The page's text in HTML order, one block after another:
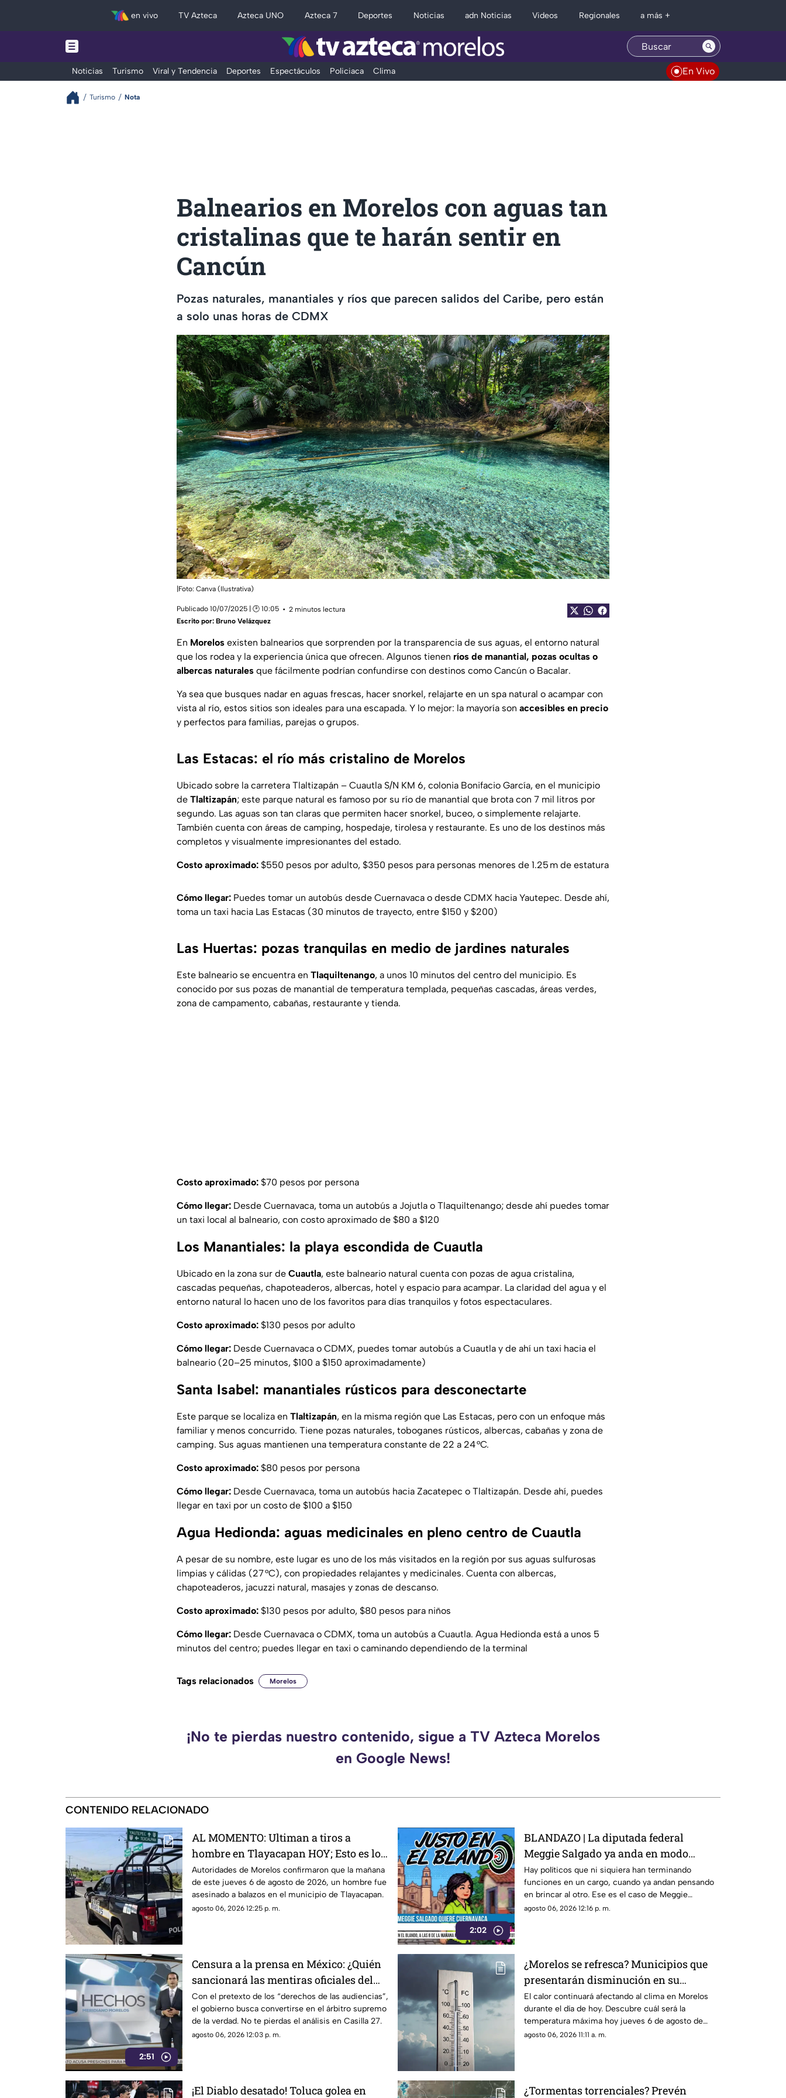
en vivo TV Azteca Azteca UNO Azteca 7 Deportes Noticias adn Noticias Videos Regionales a más +
Noticias Turismo Viral y Tendencia Deportes Espectáculos Policiaca Clima En Vivo
Turismo Nota
Balnearios en Morelos con aguas tan
cristalinas que te harán sentir en
Cancún
Pozas naturales, manantiales y ríos que parecen salidos del Caribe, pero están
a solo unas horas de CDMX
|Foto: Canva (Ilustrativa)
Publicado 10/07/2025 | 🕑 10:05
2 minutos lectura
Escrito por: Bruno Velázquez
En Morelos existen balnearios que sorprenden por la transparencia de sus aguas, el entorno natural
que los rodea y la experiencia única que ofrecen. Algunos tienen ríos de manantial, pozas ocultas o
albercas naturales que fácilmente podrían confundirse con destinos como Cancún o Bacalar.
Ya sea que busques nadar en aguas frescas, hacer snorkel, relajarte en un spa natural o acampar con
vista al río, estos sitios son ideales para una escapada. Y lo mejor: la mayoría son accesibles en precio
y perfectos para familias, parejas o grupos.
Las Estacas: el río más cristalino de Morelos
Ubicado sobre la carretera Tlaltizapán – Cuautla S/N KM 6, colonia Bonifacio García, en el municipio
de Tlaltizapán; este parque natural es famoso por su río de manantial que brota con 7 mil litros por
segundo. Las aguas son tan claras que permiten hacer snorkel, buceo, o simplemente relajarte.
También cuenta con áreas de camping, hospedaje, tirolesa y restaurante. Es uno de los destinos más
completos y visualmente impresionantes del estado.
Costo aproximado: $550 pesos por adulto, $350 pesos para personas menores de 1.25 m de estatura
Cómo llegar: Puedes tomar un autobús desde Cuernavaca o desde CDMX hacia Yautepec. Desde ahí,
toma un taxi hacia Las Estacas (30 minutos de trayecto, entre $150 y $200)
Las Huertas: pozas tranquilas en medio de jardines naturales
Este balneario se encuentra en Tlaquiltenango, a unos 10 minutos del centro del municipio. Es
conocido por sus pozas de manantial de temperatura templada, pequeñas cascadas, áreas verdes,
zona de campamento, cabañas, restaurante y tienda.
Costo aproximado: $70 pesos por persona
Cómo llegar: Desde Cuernavaca, toma un autobús a Jojutla o Tlaquiltenango; desde ahí puedes tomar
un taxi local al balneario, con costo aproximado de $80 a $120
Los Manantiales: la playa escondida de Cuautla
Ubicado en la zona sur de Cuautla, este balneario natural cuenta con pozas de agua cristalina,
cascadas pequeñas, chapoteaderos, albercas, hotel y espacio para acampar. La claridad del agua y el
entorno natural lo hacen uno de los favoritos para días tranquilos y fotos espectaculares.
Costo aproximado: $130 pesos por adulto
Cómo llegar: Desde Cuernavaca o CDMX, puedes tomar autobús a Cuautla y de ahí un taxi hacia el
balneario (20–25 minutos, $100 a $150 aproximadamente)
Santa Isabel: manantiales rústicos para desconectarte
Este parque se localiza en Tlaltizapán, en la misma región que Las Estacas, pero con un enfoque más
familiar y menos concurrido. Tiene pozas naturales, toboganes rústicos, albercas, cabañas y zona de
camping. Sus aguas mantienen una temperatura constante de 22 a 24 °C.
Costo aproximado: $80 pesos por persona
Cómo llegar: Desde Cuernavaca, toma un autobús hacia Zacatepec o Tlaltizapán. Desde ahí, puedes
llegar en taxi por un costo de $100 a $150
Agua Hedionda: aguas medicinales en pleno centro de Cuautla
A pesar de su nombre, este lugar es uno de los más visitados en la región por sus aguas sulfurosas
limpias y cálidas (27 °C), con propiedades relajantes y medicinales. Cuenta con albercas,
chapoteaderos, jacuzzi natural, masajes y zonas de descanso.
Costo aproximado: $130 pesos por adulto, $80 pesos para niños
Cómo llegar: Desde Cuernavaca o CDMX, toma un autobús a Cuautla. Agua Hedionda está a unos 5
minutos del centro; puedes llegar en taxi o caminando dependiendo de la terminal
Tags relacionados Morelos
¡No te pierdas nuestro contenido, sigue a TV Azteca Morelos
en Google News!
CONTENIDO RELACIONADO
AL MOMENTO: Ultiman a tiros a
hombre en Tlayacapan HOY; Esto es lo
que se sabe
Autoridades de Morelos confirmaron que la mañana
de este jueves 6 de agosto de 2026, un hombre fue
asesinado a balazos en el municipio de Tlayacapan.
agosto 06, 2026 12:25 p. m.
2:02
BLANDAZO | La diputada federal
Meggie Salgado ya anda en modo
precampaña en Cuernavaca
Hay políticos que ni siquiera han terminando
funciones en un cargo, cuando ya andan pensando
en brincar al otro. Ese es el caso de Meggie
Salgado, la legisladora que ahora quiere ser
agosto 06, 2026 12:16 p. m.
2:51
Censura a la prensa en México: ¿Quién
sancionará las mentiras oficiales del
gobierno?
Con el pretexto de los “derechos de las audiencias”,
el gobierno busca convertirse en el árbitro supremo
de la verdad. No te pierdas el análisis en Casilla 27.
agosto 06, 2026 12:03 p. m.
¿Morelos se refresca? Municipios que
presentarán disminución en su
temperatura máxima HOY
El calor continuará afectando al clima en Morelos
durante el día de hoy. Descubre cuál será la
temperatura máxima hoy jueves 6 de agosto de
2026.
agosto 06, 2026 11:11 a. m.
¡El Diablo desatado! Toluca golea en ¿Tormentas torrenciales? Prevén